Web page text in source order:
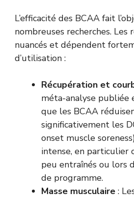
L’efficacité des BCAA fait
nombreuses recherches.
nuancés et dépendent
d’utilisation :
Récupération et
méta-analyse publiée
que les BCAA
significativement les
onset muscle
intense, en particulier
peu entraînés ou lors
de programme.
Masse musculaire :